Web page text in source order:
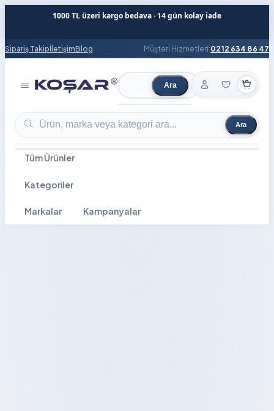
1000 TL üzeri kargo bedava · 14 gün kolay iade
Sipariş TakipİletişimBlog Müşteri Hizmetleri:0212 634 86 47
Ürün ara Ara
Ürün ara Ara
Tüm Ürünler
Kategoriler
Markalar Kampanyalar